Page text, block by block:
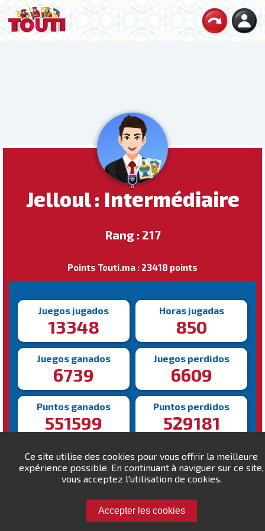
Ce site utilise des cookies pour vous offrir la meilleure
expérience possible. En continuant à naviguer sur ce site,
vous acceptez l'utilisation de cookies.
Accepter les cookies
Jelloul : Intermédiaire
Rang : 217
Points Touti.ma : 23418 points
Juegos jugados
13348
Horas jugadas
850
Juegos ganados
6739
Juegos perdidos
6609
Puntos ganados
551599
Puntos perdidos
529181
Victoria más rápida
84s
Victoria más lenta
1924s
Desafía a Jelloul!